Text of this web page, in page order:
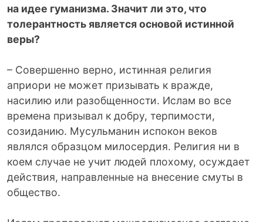
на идее гуманизма. Значит ли это, что
толерантность является основой истинной
веры?
– Совершенно верно, истинная религия
априори не может призывать к вражде,
насилию или разоб­щенности. Ислам во все
времена призывал к добру, терпимости,
созиданию. Мусульманин испокон веков
являлся образцом милосердия. Религия ни в
коем случае не учит людей плохому, осуждает
действия, направленные на внесение смуты в
общество.